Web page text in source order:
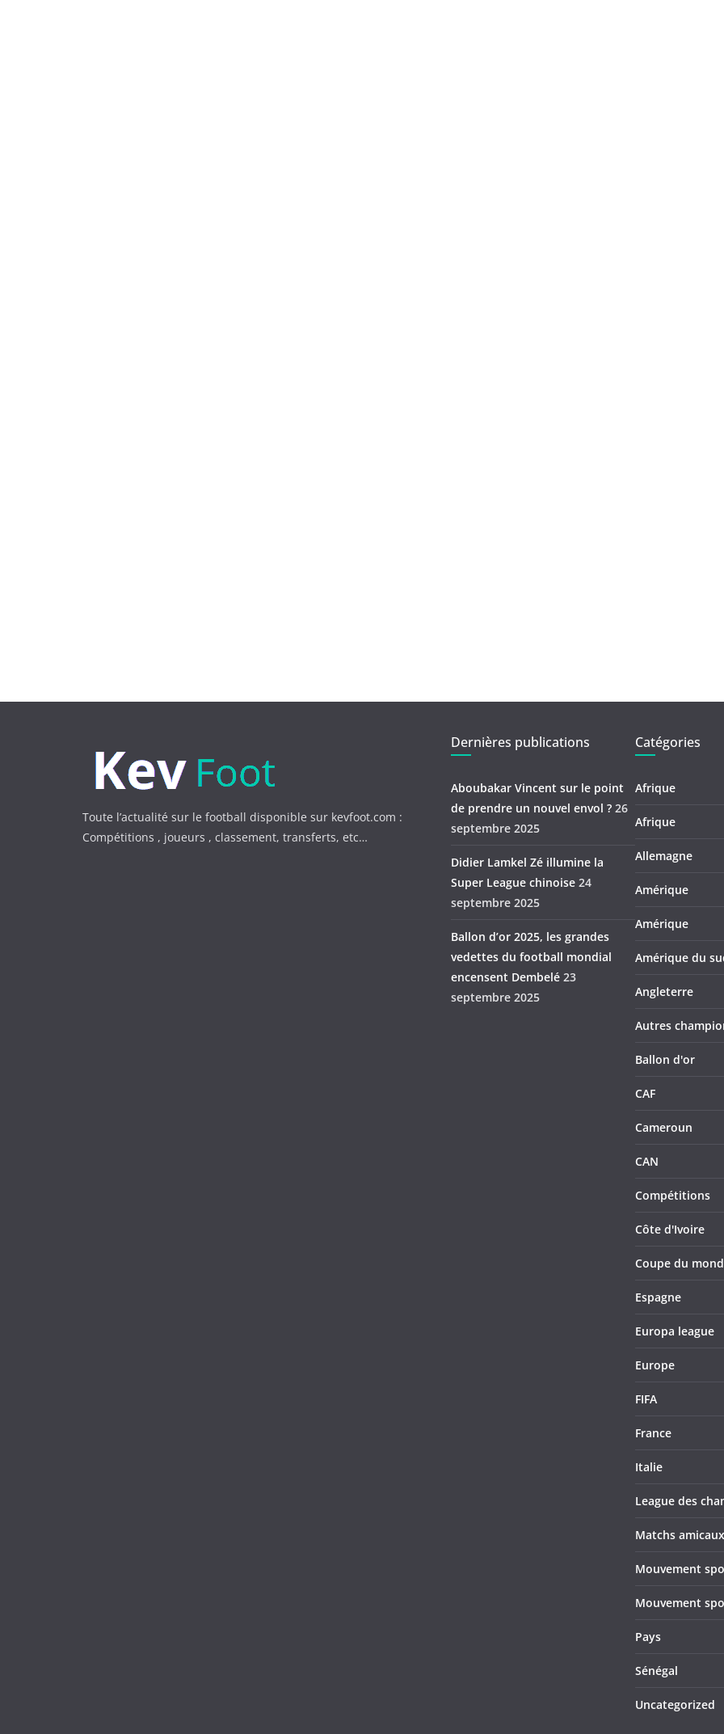
Toute l’actualité sur le football disponible sur kevfoot.com :
Compétitions , joueurs , classement, transferts, etc…
Dernières publications
Aboubakar Vincent sur le point
de prendre un nouvel envol ? 26
septembre 2025
Didier Lamkel Zé illumine la
Super League chinoise 24
septembre 2025
Ballon d’or 2025, les grandes
vedettes du football mondial
encensent Dembelé 23
septembre 2025
Catégories
Afrique
Afrique
Allemagne
Amérique
Amérique
Amérique du
Angleterre
Autres
Ballon d'or
CAF
Cameroun
CAN
Compétitions
Côte d'Ivoire
Coupe du
Espagne
Europa league
Europe
FIFA
France
Italie
League des
Matchs amicaux
Mouvement
Mouvement
Pays
Sénégal
Uncategorized